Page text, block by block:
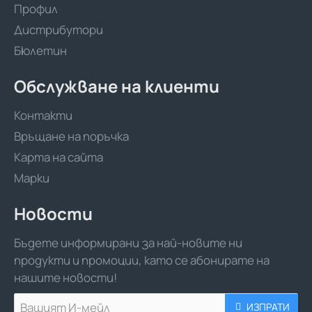
Профил
Дистрибутори
Бюлетин
Обслужване на клиенти
Контакти
Връщане на поръчка
Карта на сайта
Марки
Новости
Бъдете информирани за най-новите ни
продукти и промоции, като се абонирате на
нашите новости!
ИЗПРАТИ